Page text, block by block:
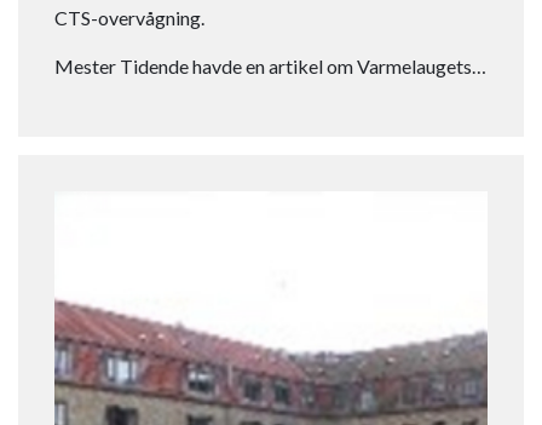
CTS-overvågning.
Mester Tidende havde en artikel om Varmelaugets…